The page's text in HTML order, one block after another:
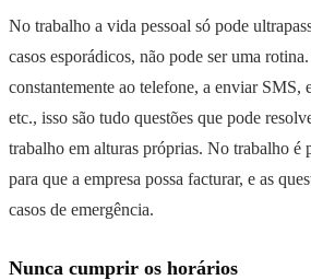
No trabalho a vida pessoal só pode
casos esporádicos, não pode ser uma
constantemente ao telefone, a enviar SMS,
etc., isso são tudo questões que pode
trabalho em alturas próprias. No trabalho é
para que a empresa possa facturar, e as
casos de emergência.
Nunca cumprir os horários